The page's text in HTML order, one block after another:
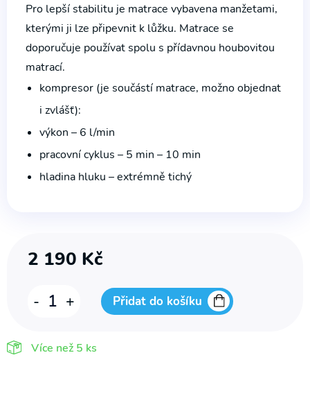
Pro lepší stabilitu je matrace vybavena manžetami,
kterými ji lze připevnit k lůžku. Matrace se
doporučuje používat spolu s přídavnou houbovitou
matrací.
kompresor (je součástí matrace, možno objednat
i zvlášť):
výkon – 6 l/min
pracovní cyklus – 5 min – 10 min
hladina hluku – extrémně tichý
2 190 Kč
- MAtrace
antidekubitní
vzduchová
+ Přidat do košíku
Více než 5 ks